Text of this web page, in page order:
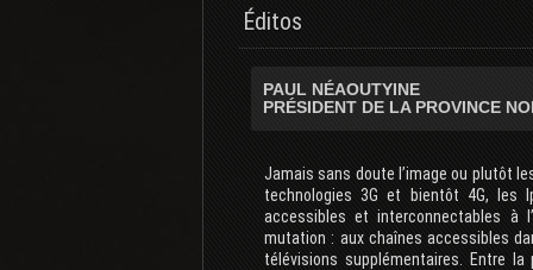
Éditos
PAUL NÉAOUTYINE
PRÉSIDENT DE LA PROVINCE
Jamais sans doute l’image ou plutôt
technologies 3G et bientôt 4G, les
accessibles et interconnectables à
mutation : aux chaînes accessibles
télévisions supplémentaires. Entre